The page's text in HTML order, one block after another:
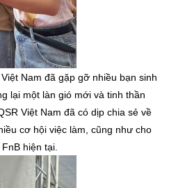
Nam đã gặp gỡ nhiều bạn sinh
lại một làn gió mới và tinh thần
Việt Nam đã có dịp chia sẻ về
cơ hội việc làm, cũng như cho
hiện tại.